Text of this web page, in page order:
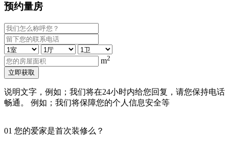
预约量房
m2
立即获取
说明文字，例如；我们将在24小时内给您回复，请您保持电话
畅通。 例如；我们将保障您的个人信息安全等
01 您的爱家是首次装修么？